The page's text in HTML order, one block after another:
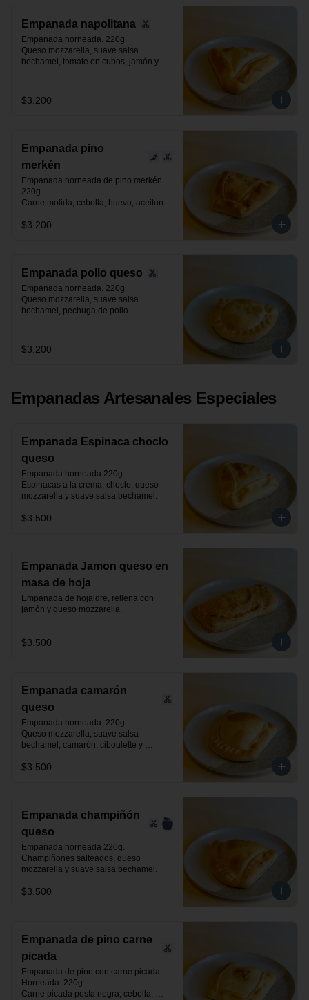
Empanada napolitana
Empanada horneada. 220g.
Queso mozzarella, suave salsa
bechamel, tomate en cubos, jamón y
$3.200
Empanada pino
merkén
Empanada horneada de pino merkén.
220g.
Carne molida, cebolla, huevo, aceituna
ahumado y especias.
$3.200
Empanada pollo queso
Empanada horneada. 220g.
Queso mozzarella, suave salsa
bechamel, pechuga de pollo
$3.200
Empanadas Artesanales Especiales
Empanada Espinaca choclo
queso
Empanada horneada 220g.
Espinacas a la crema, choclo, queso
mozzarella y suave salsa bechamel.
$3.500
Empanada Jamon queso en
masa de hoja
Empanada de hojaldre, rellena con
jamón y queso mozzarella.
$3.500
Empanada camarón
queso
Empanada horneada. 220g.
Queso mozzarella, suave salsa
bechamel, camarón, ciboulette y
$3.500
Empanada champiñón
queso
Empanada horneada 220g.
Champiñones salteados, queso
mozzarella y suave salsa bechamel.
$3.500
Empanada de pino carne
picada
Empanada de pino con carne picada.
Horneada. 220g.
Carne picada posta negra, cebolla,